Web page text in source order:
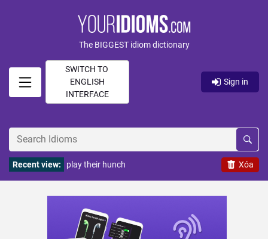
The BIGGEST idiom dictionary
SWITCH TO
ENGLISH
INTERFACE
Sign in
Xóa
Recent view: play their hunch